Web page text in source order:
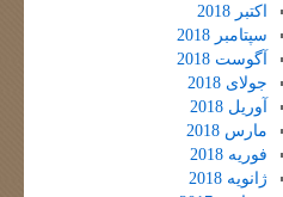
اکتبر 2018
سپتامبر 2018
آگوست 2018
جولای 2018
آوریل 2018
مارس 2018
فوریه 2018
ژانویه 2018